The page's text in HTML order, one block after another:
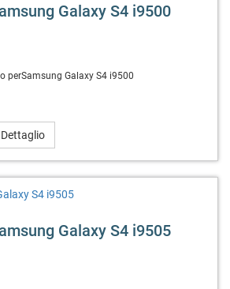
Galaxy S4 i9500
perSamsung Galaxy S4 i9500
Dettaglio
Galaxy S4 i9505